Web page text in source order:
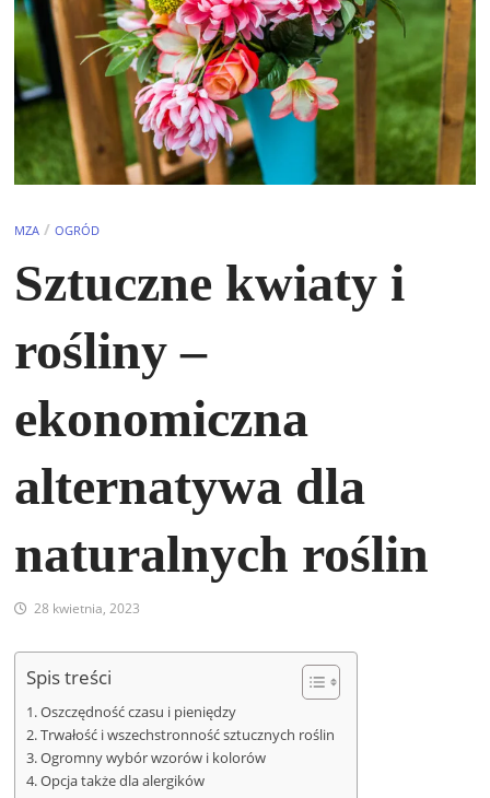
MZA /OGRÓD
Sztuczne kwiaty i
rośliny –
ekonomiczna
alternatywa dla
naturalnych roślin
28 kwietnia, 2023
Spis treści
Oszczędność czasu i pieniędzy
Trwałość i wszechstronność sztucznych roślin
Ogromny wybór wzorów i kolorów
Opcja także dla alergików